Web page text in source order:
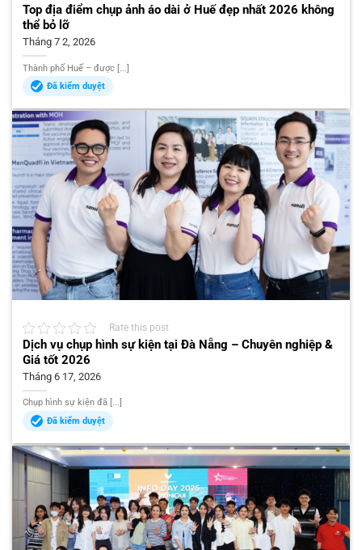
Top địa điểm chụp ảnh áo dài ở Huế đẹp nhất 2026 không
thể bỏ lỡ
Tháng 7 2, 2026
Thành phố Huế – được [...]
Đã kiểm duyệt
Rate this post
Dịch vụ chụp hình sự kiện tại Đà Nẵng – Chuyên nghiệp &
Giá tốt 2026
Tháng 6 17, 2026
Chụp hình sự kiện đã [...]
Đã kiểm duyệt